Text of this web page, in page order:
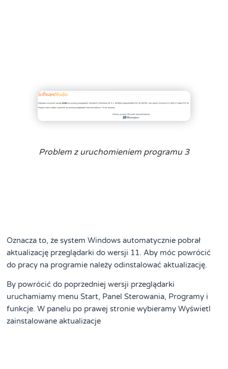
Problem z uruchomieniem programu 3
Oznacza to, że system Windows automatycznie pobrał
aktualizację przeglądarki do wersji 11. Aby móc powrócić
do pracy na programie należy odinstalować aktualizację.
By powrócić do poprzedniej wersji przeglądarki
uruchamiamy menu Start, Panel Sterowania, Programy i
funkcje. W panelu po prawej stronie wybieramy Wyświetl
zainstalowane aktualizacje